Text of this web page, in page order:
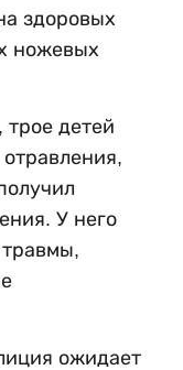
здоровых
ножевых
детей
отравления,
У него
ожидает